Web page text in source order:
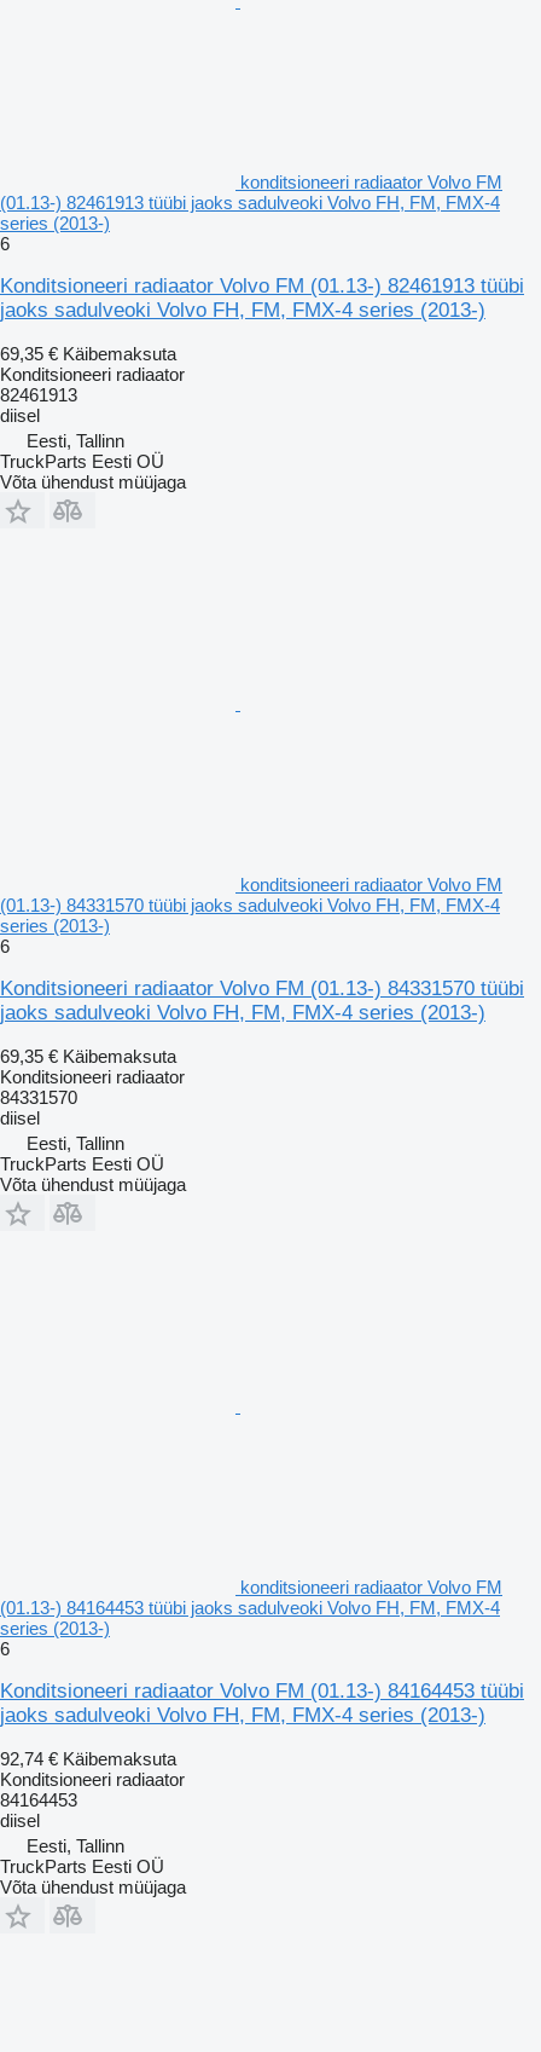
konditsioneeri radiaator Volvo FM
(01.13-) 82461913 tüübi jaoks sadulveoki Volvo FH, FM, FMX-4
series (2013-)
6
Konditsioneeri radiaator Volvo FM (01.13-) 82461913 tüübi
jaoks sadulveoki Volvo FH, FM, FMX-4 series (2013-)
69,35 € Käibemaksuta
Konditsioneeri radiaator
82461913
diisel
Eesti, Tallinn
TruckParts Eesti OÜ
Võta ühendust müüjaga
konditsioneeri radiaator Volvo FM
(01.13-) 84331570 tüübi jaoks sadulveoki Volvo FH, FM, FMX-4
series (2013-)
6
Konditsioneeri radiaator Volvo FM (01.13-) 84331570 tüübi
jaoks sadulveoki Volvo FH, FM, FMX-4 series (2013-)
69,35 € Käibemaksuta
Konditsioneeri radiaator
84331570
diisel
Eesti, Tallinn
TruckParts Eesti OÜ
Võta ühendust müüjaga
konditsioneeri radiaator Volvo FM
(01.13-) 84164453 tüübi jaoks sadulveoki Volvo FH, FM, FMX-4
series (2013-)
6
Konditsioneeri radiaator Volvo FM (01.13-) 84164453 tüübi
jaoks sadulveoki Volvo FH, FM, FMX-4 series (2013-)
92,74 € Käibemaksuta
Konditsioneeri radiaator
84164453
diisel
Eesti, Tallinn
TruckParts Eesti OÜ
Võta ühendust müüjaga